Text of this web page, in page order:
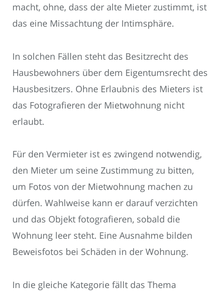
macht, ohne, dass der alte Mieter zustimmt, ist
das eine Missachtung der Intimsphäre.
In solchen Fällen steht das Besitzrecht des
Hausbewohners über dem Eigentumsrecht des
Hausbesitzers. Ohne Erlaubnis des Mieters ist
das Fotografieren der Mietwohnung nicht
erlaubt.
Für den Vermieter ist es zwingend notwendig,
den Mieter um seine Zustimmung zu bitten,
um Fotos von der Mietwohnung machen zu
dürfen. Wahlweise kann er darauf verzichten
und das Objekt fotografieren, sobald die
Wohnung leer steht. Eine Ausnahme bilden
Beweisfotos bei Schäden in der Wohnung.
In die gleiche Kategorie fällt das Thema